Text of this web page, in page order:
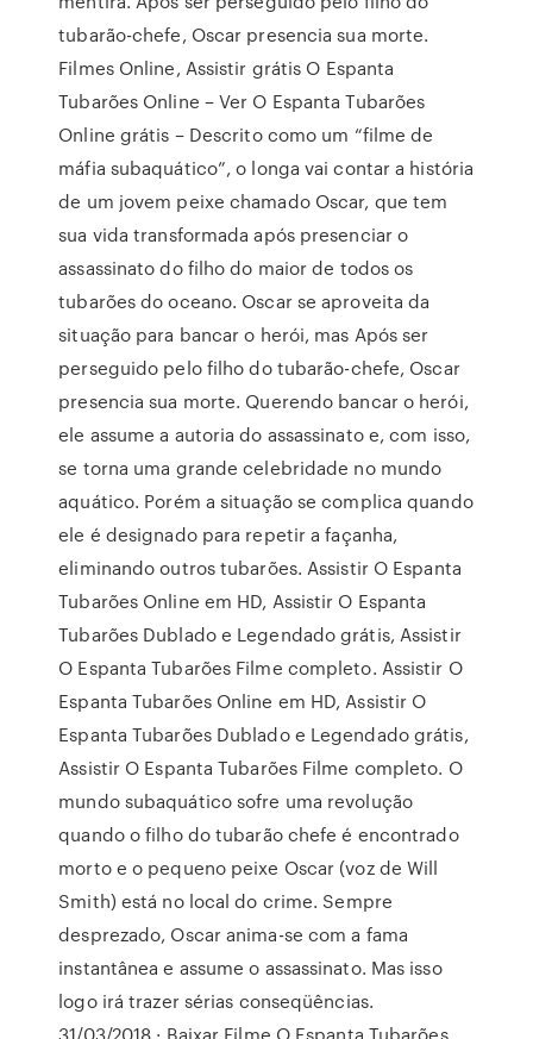
tubarão-chefe, Oscar presencia sua morte.
Filmes Online, Assistir grátis O Espanta
Tubarões Online – Ver O Espanta Tubarões
Online grátis – Descrito como um “filme de
máfia subaquático”, o longa vai contar a história
de um jovem peixe chamado Oscar, que tem
sua vida transformada após presenciar o
assassinato do filho do maior de todos os
tubarões do oceano. Oscar se aproveita da
situação para bancar o herói, mas Após ser
perseguido pelo filho do tubarão-chefe, Oscar
presencia sua morte. Querendo bancar o herói,
ele assume a autoria do assassinato e, com isso,
se torna uma grande celebridade no mundo
aquático. Porém a situação se complica quando
ele é designado para repetir a façanha,
eliminando outros tubarões. Assistir O Espanta
Tubarões Online em HD, Assistir O Espanta
Tubarões Dublado e Legendado grátis, Assistir
O Espanta Tubarões Filme completo. Assistir O
Espanta Tubarões Online em HD, Assistir O
Espanta Tubarões Dublado e Legendado grátis,
Assistir O Espanta Tubarões Filme completo. O
mundo subaquático sofre uma revolução
quando o filho do tubarão chefe é encontrado
morto e o pequeno peixe Oscar (voz de Will
Smith) está no local do crime. Sempre
desprezado, Oscar anima-se com a fama
instantânea e assume o assassinato. Mas isso
logo irá trazer sérias conseqüências.
31/03/2018 · Baixar Filme O Espanta Tubarões